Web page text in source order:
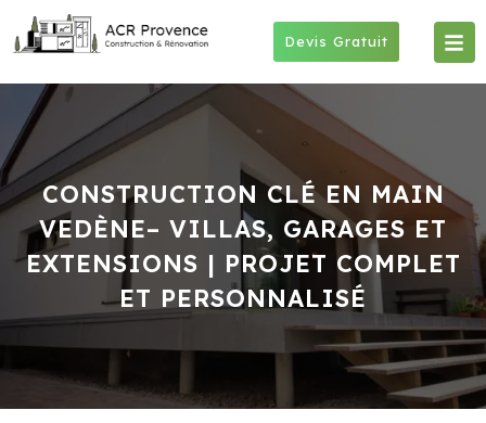
Devis Gratuit
CONSTRUCTION CLÉ EN MAIN
VEDÈNE– VILLAS, GARAGES ET
EXTENSIONS | PROJET COMPLET
ET PERSONNALISÉ